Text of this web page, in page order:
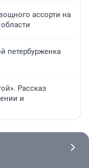
ассорти на
петербурженка
Рассказ
и